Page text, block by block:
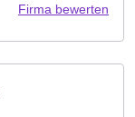
Firma bewerten